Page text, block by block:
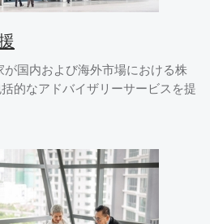
国内および海外市場における株
的なアドバイザリーサービスを提